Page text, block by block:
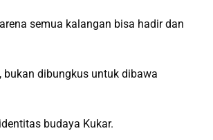
semua kalangan bisa hadir dan
dibungkus untuk dibawa
budaya Kukar.